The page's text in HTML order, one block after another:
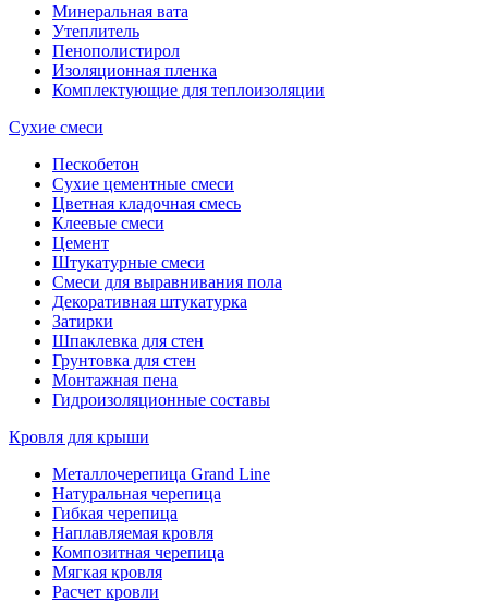
Минеральная вата
Утеплитель
Пенополистирол
Изоляционная пленка
Комплектующие для теплоизоляции
Сухие смеси
Пескобетон
Сухие цементные смеси
Цветная кладочная смесь
Клеевые смеси
Цемент
Штукатурные смеси
Смеси для выравнивания пола
Декоративная штукатурка
Затирки
Шпаклевка для стен
Грунтовка для стен
Монтажная пена
Гидроизоляционные составы
Кровля для крыши
Металлочерепица Grand Line
Натуральная черепица
Гибкая черепица
Наплавляемая кровля
Композитная черепица
Мягкая кровля
Расчет кровли